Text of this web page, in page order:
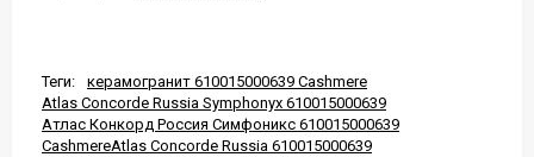
Теги:
керамогранит 610015000639 Cashmere
Atlas Concorde Russia Symphonyx 610015000639
Атлас Конкорд Россия Симфоникс 610015000639
CashmereAtlas Concorde Russia 610015000639